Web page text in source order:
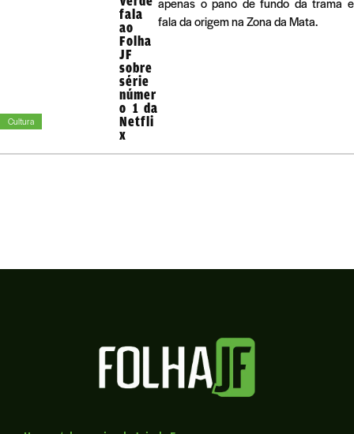
Cultura
fala
ao
Folha
JF
sobre
série
númer
o 1 da
Netfli
x
fala da origem na Zona da Mata.